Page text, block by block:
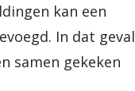
kan een
In dat geval
samen gekeken